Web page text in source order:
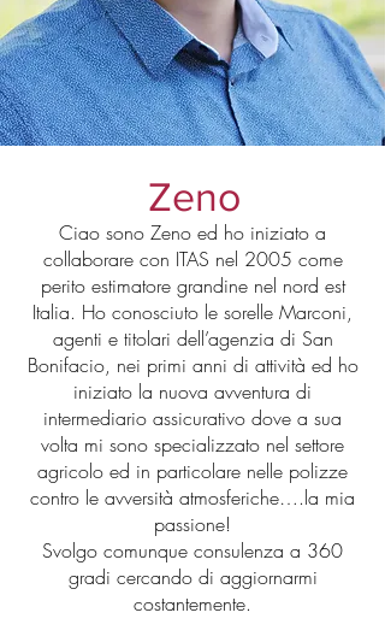
Zeno
Ciao sono Zeno ed ho iniziato a
collaborare con ITAS nel 2005 come
perito estimatore grandine nel nord est
Italia. Ho conosciuto le sorelle Marconi,
agenti e titolari dell’agenzia di San
Bonifacio, nei primi anni di attività ed ho
iniziato la nuova avventura di
intermediario assicurativo dove a sua
volta mi sono specializzato nel settore
agricolo ed in particolare nelle polizze
contro le avversità atmosferiche….la mia
passione!
Svolgo comunque consulenza a 360
gradi cercando di aggiornarmi
costantemente.